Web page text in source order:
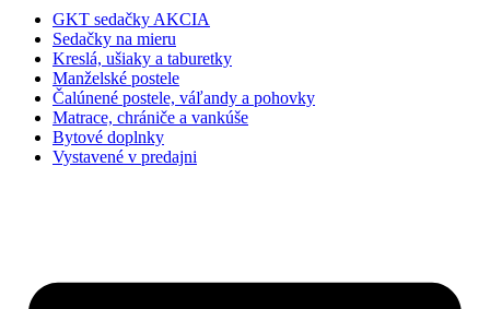
GKT sedačky AKCIA
Sedačky na mieru
Kreslá, ušiaky a taburetky
Manželské postele
Čalúnené postele, váľandy a pohovky
Matrace, chrániče a vankúše
Bytové doplnky
Vystavené v predajni